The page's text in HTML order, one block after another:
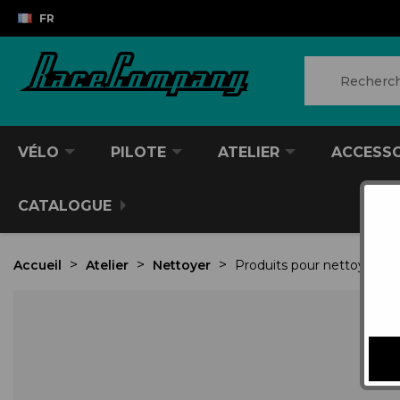
FR
VÉLO PILOTE ATELIER
CATALOGUE
Accueil Atelier Nettoyer Produits pour nettoyer